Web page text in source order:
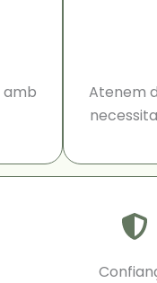
amb
Atenem